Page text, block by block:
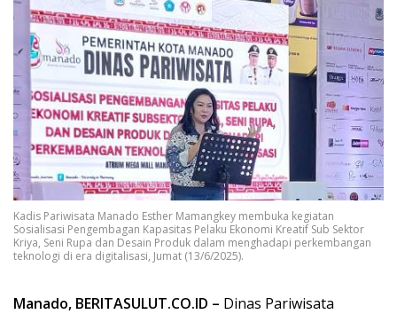
Kadis Pariwisata Manado Esther Mamangkey membuka kegiatan
Sosialisasi Pengembagan Kapasitas Pelaku Ekonomi Kreatif Sub Sektor
Kriya, Seni Rupa dan Desain Produk dalam menghadapi perkembangan
teknologi di era digitalisasi, Jumat (13/6/2025).
Manado, BERITASULUT.CO.ID – Dinas Pariwisata